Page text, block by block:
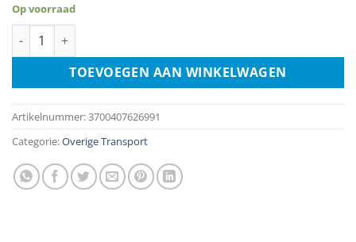
Op voorraad
Motorbike Fast Rider Chopper ETB-589 - USA License Plate
TOEVOEGEN AAN WINKELWAGEN
Artikelnummer:3700407626991
Categorie:Overige Transport